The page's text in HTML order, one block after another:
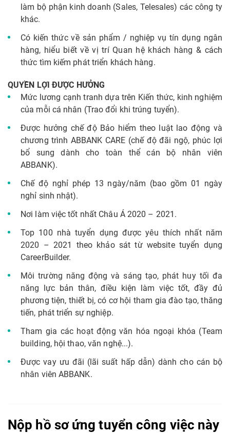
làm bộ phận kinh doanh (Sales, Telesales) các công ty
khác.
Có kiến thức về sản phẩm / nghiệp vụ tín dụng ngân
hàng, hiểu biết về vị trí Quan hệ khách hàng & cách
thức tìm kiếm phát triển khách hàng.
QUYỀN LỢI ĐƯỢC HƯỞNG
Mức lương cạnh tranh dựa trên Kiến thức, kinh nghiệm
của mỗi cá nhân (Trao đổi khi trúng tuyển).
Được hưởng chế độ Bảo hiểm theo luật lao động và
chương trình ABBANK CARE (chế độ đãi ngộ, phúc lợi
bổ sung dành cho toàn thể cán bộ nhân viên
ABBANK).
Chế độ nghỉ phép 13 ngày/năm (bao gồm 01 ngày
nghỉ sinh nhật).
Nơi làm việc tốt nhất Châu Á 2020 – 2021.
Top 100 nhà tuyển dụng được yêu thích nhất năm
2020 – 2021 theo khảo sát từ website tuyển dụng
CareerBuilder.
Môi trường năng động và sáng tạo, phát huy tối đa
năng lực bản thân, điều kiện làm việc tốt, đầy đủ
phương tiện, thiết bị, có cơ hội tham gia đào tạo, thăng
tiến, phát triển sự nghiệp.
Tham gia các hoạt động văn hóa ngoại khóa (Team
building, hội thao, văn nghệ...).
Được vay ưu đãi (lãi suất hấp dẫn) dành cho cán bộ
nhân viên ABBANK.
Nộp hồ sơ ứng tuyển công việc này